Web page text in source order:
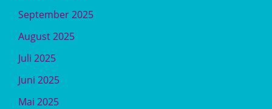
September 2025
August 2025
Juli 2025
Juni 2025
Mai 2025